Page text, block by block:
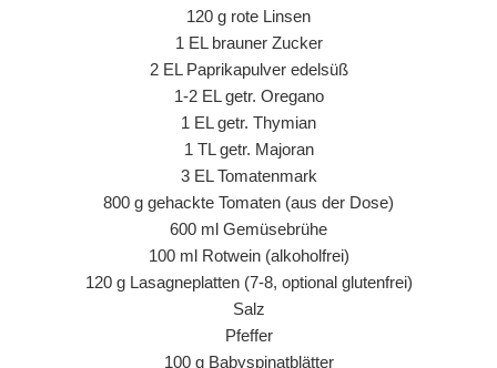
120 g rote Linsen
1 EL brauner Zucker
2 EL Paprikapulver edelsüß
1-2 EL getr. Oregano
1 EL getr. Thymian
1 TL getr. Majoran
3 EL Tomatenmark
800 g gehackte Tomaten (aus der Dose)
600 ml Gemüsebrühe
100 ml Rotwein (alkoholfrei)
120 g Lasagneplatten (7-8, optional glutenfrei)
Salz
Pfeffer
100 g Babyspinatblätter